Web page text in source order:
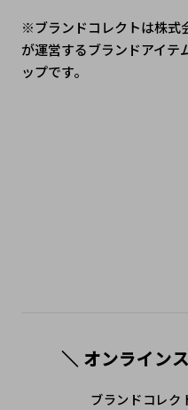
※ブランドコレクトは株式
が運営するブランドアイテ
ップです。
＼ オンライン
ブランドコレク